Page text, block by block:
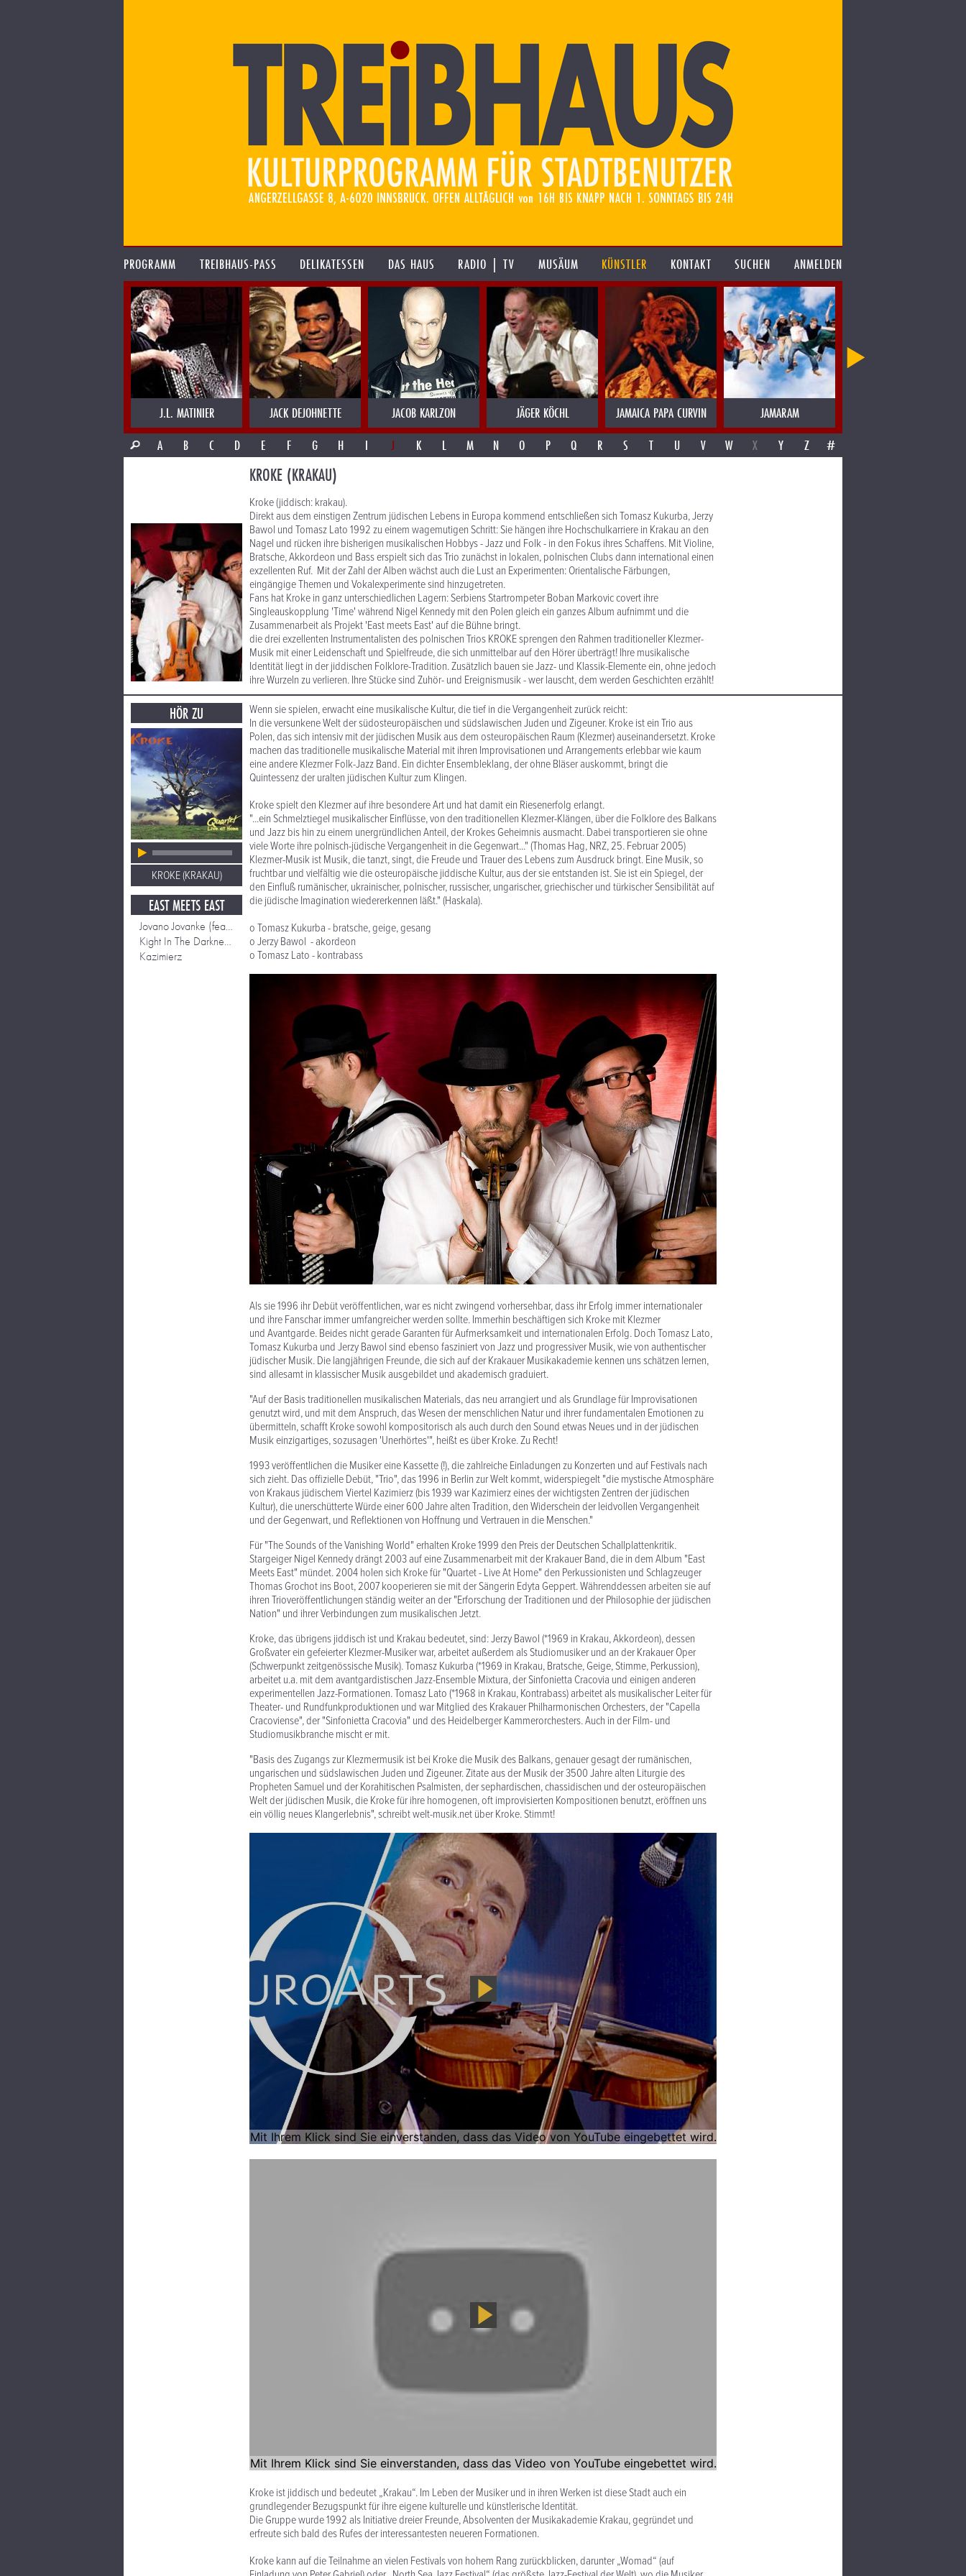
PROGRAMM TREIBHAUS-PASS DELIKATESSEN DAS HAUS RADIO | TV MUSÄUM KÜNSTLER KONTAKT SUCHEN ANMELDEN
J.L. MATINIER JACK DEJOHNETTE JACOB KARLZON JÄGER KÖCHL JAMAICA PAPA CURVIN JAMARAM
A
B C D E F G H I J K L M N O P Q R S T U V W X Y Z #
KROKE (KRAKAU)
Kroke (jiddisch: krakau).
Direkt aus dem einstigen Zentrum jüdischen Lebens in Europa kommend entschließen sich Tomasz Kukurba, Jerzy
Bawol und Tomasz Lato 1992 zu einem wagemutigen Schritt: Sie hängen ihre Hochschulkarriere in Krakau an den
Nagel und rücken ihre bisherigen musikalischen Hobbys - Jazz und Folk - in den Fokus ihres Schaffens. Mit Violine,
Bratsche, Akkordeon und Bass erspielt sich das Trio zunächst in lokalen, polnischen Clubs dann international einen
exzellenten Ruf. Mit der Zahl der Alben wächst auch die Lust an Experimenten: Orientalische Färbungen,
eingängige Themen und Vokalexperimente sind hinzugetreten.
Fans hat Kroke in ganz unterschiedlichen Lagern: Serbiens Startrompeter Boban Markovic covert ihre
Singleauskopplung 'Time' während Nigel Kennedy mit den Polen gleich ein ganzes Album aufnimmt und die
Zusammenarbeit als Projekt 'East meets East' auf die Bühne bringt.
die drei exzellenten Instrumentalisten des polnischen Trios KROKE sprengen den Rahmen traditioneller Klezmer-
Musik mit einer Leidenschaft und Spielfreude, die sich unmittelbar auf den Hörer überträgt! Ihre musikalische
Identität liegt in der jiddischen Folklore-Tradition. Zusätzlich bauen sie Jazz- und Klassik-Elemente ein, ohne jedoch
ihre Wurzeln zu verlieren. Ihre Stücke sind Zuhör- und Ereignismusik - wer lauscht, dem werden Geschichten erzählt!
HÖR ZU
KROKE (KRAKAU)
EAST MEETS EAST
Jovano Jovanke (feat Nigel Kennedy)
Kight In The Darkness (feat Nigel Kennedy)
Kazimierz
Wenn sie spielen, erwacht eine musikalische Kultur, die tief in die Vergangenheit zurück reicht:
In die versunkene Welt der südosteuropäischen und südslawischen Juden und Zigeuner. Kroke ist ein Trio aus
Polen, das sich intensiv mit der jüdischen Musik aus dem osteuropäischen Raum (Klezmer) auseinandersetzt. Kroke
machen das traditionelle musikalische Material mit ihren Improvisationen und Arrangements erlebbar wie kaum
eine andere Klezmer Folk-Jazz Band. Ein dichter Ensembleklang, der ohne Bläser auskommt, bringt die
Quintessenz der uralten jüdischen Kultur zum Klingen.
Kroke spielt den Klezmer auf ihre besondere Art und hat damit ein Riesenerfolg erlangt.
"...ein Schmelztiegel musikalischer Einflüsse, von den traditionellen Klezmer-Klängen, über die Folklore des Balkans
und Jazz bis hin zu einem unergründlichen Anteil, der Krokes Geheimnis ausmacht. Dabei transportieren sie ohne
viele Worte ihre polnisch-jüdische Vergangenheit in die Gegenwart..." (Thomas Hag, NRZ, 25. Februar 2005)
Klezmer-Musik ist Musik, die tanzt, singt, die Freude und Trauer des Lebens zum Ausdruck bringt. Eine Musik, so
fruchtbar und vielfältig wie die osteuropäische jiddische Kultur, aus der sie entstanden ist. Sie ist ein Spiegel, der
den Einfluß rumänischer, ukrainischer, polnischer, russischer, ungarischer, griechischer und türkischer Sensibilität auf
die jüdische Imagination wiedererkennen läßt." (Haskala).
o Tomasz Kukurba - bratsche, geige, gesang
o Jerzy Bawol - akordeon
o Tomasz Lato - kontrabass
Als sie 1996 ihr Debüt veröffentlichen, war es nicht zwingend vorhersehbar, dass ihr Erfolg immer internationaler
und ihre Fanschar immer umfangreicher werden sollte. Immerhin beschäftigen sich Kroke mit Klezmer
und Avantgarde. Beides nicht gerade Garanten für Aufmerksamkeit und internationalen Erfolg. Doch Tomasz Lato,
Tomasz Kukurba und Jerzy Bawol sind ebenso fasziniert von Jazz und progressiver Musik, wie von authentischer
jüdischer Musik. Die langjährigen Freunde, die sich auf der Krakauer Musikakademie kennen uns schätzen lernen,
sind allesamt in klassischer Musik ausgebildet und akademisch graduiert.
"Auf der Basis traditionellen musikalischen Materials, das neu arrangiert und als Grundlage für Improvisationen
genutzt wird, und mit dem Anspruch, das Wesen der menschlichen Natur und ihrer fundamentalen Emotionen zu
übermitteln, schafft Kroke sowohl kompositorisch als auch durch den Sound etwas Neues und in der jüdischen
Musik einzigartiges, sozusagen 'Unerhörtes'", heißt es über Kroke. Zu Recht!
1993 veröffentlichen die Musiker eine Kassette (!), die zahlreiche Einladungen zu Konzerten und auf Festivals nach
sich zieht. Das offizielle Debüt, "Trio", das 1996 in Berlin zur Welt kommt, widerspiegelt "die mystische Atmosphäre
von Krakaus jüdischem Viertel Kazimierz (bis 1939 war Kazimierz eines der wichtigsten Zentren der jüdischen
Kultur), die unerschütterte Würde einer 600 Jahre alten Tradition, den Widerschein der leidvollen Vergangenheit
und der Gegenwart, und Reflektionen von Hoffnung und Vertrauen in die Menschen."
Für "The Sounds of the Vanishing World" erhalten Kroke 1999 den Preis der Deutschen Schallplattenkritik.
Stargeiger Nigel Kennedy drängt 2003 auf eine Zusammenarbeit mit der Krakauer Band, die in dem Album "East
Meets East" mündet. 2004 holen sich Kroke für "Quartet - Live At Home" den Perkussionisten und Schlagzeuger
Thomas Grochot ins Boot, 2007 kooperieren sie mit der Sängerin Edyta Geppert. Währenddessen arbeiten sie auf
ihren Trioveröffentlichungen ständig weiter an der "Erforschung der Traditionen und der Philosophie der jüdischen
Nation" und ihrer Verbindungen zum musikalischen Jetzt.
Kroke, das übrigens jiddisch ist und Krakau bedeutet, sind: Jerzy Bawol (*1969 in Krakau, Akkordeon), dessen
Großvater ein gefeierter Klezmer-Musiker war, arbeitet außerdem als Studiomusiker und an der Krakauer Oper
(Schwerpunkt zeitgenössische Musik). Tomasz Kukurba (*1969 in Krakau, Bratsche, Geige, Stimme, Perkussion),
arbeitet u.a. mit dem avantgardistischen Jazz-Ensemble Mixtura, der Sinfonietta Cracovia und einigen anderen
experimentellen Jazz-Formationen. Tomasz Lato (*1968 in Krakau, Kontrabass) arbeitet als musikalischer Leiter für
Theater- und Rundfunkproduktionen und war Mitglied des Krakauer Philharmonischen Orchesters, der "Capella
Cracoviense", der "Sinfonietta Cracovia" und des Heidelberger Kammerorchesters. Auch in der Film- und
Studiomusikbranche mischt er mit.
"Basis des Zugangs zur Klezmermusik ist bei Kroke die Musik des Balkans, genauer gesagt der rumänischen,
ungarischen und südslawischen Juden und Zigeuner. Zitate aus der Musik der 3500 Jahre alten Liturgie des
Propheten Samuel und der Korahitischen Psalmisten, der sephardischen, chassidischen und der osteuropäischen
Welt der jüdischen Musik, die Kroke für ihre homogenen, oft improvisierten Kompositionen benutzt, eröffnen uns
ein völlig neues Klangerlebnis", schreibt welt-musik.net über Kroke. Stimmt!
Kroke ist jiddisch und bedeutet „Krakau“. Im Leben der Musiker und in ihren Werken ist diese Stadt auch ein
grundlegender Bezugspunkt für ihre eigene kulturelle und künstlerische Identität.
Die Gruppe wurde 1992 als Initiative dreier Freunde, Absolventen der Musikakademie Krakau, gegründet und
erfreute sich bald des Rufes der interessantesten neueren Formationen.
Kroke kann auf die Teilnahme an vielen Festivals von hohem Rang zurückblicken, darunter „Womad“ (auf